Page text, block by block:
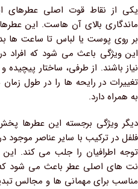
یکی از نقاط قوت اصلی عطرهای
ماندگاری بالای آن‌ هاست. این
بر روی پوست یا لباس تا ساعت‌ ها
این ویژگی باعث می‌ شود که افراد
نیاز باشند. از طرفی، ساختار
تغییرات در رایحه‌ ها را در طول
به همراه دارد.
دیگر ویژگی برجسته این عطرها
فلفل در ترکیب با سایر عناصر
توجه اطرافیان را جلب می‌ کند.
نت‌ های اصلی عطر باعث می‌ شود
مناسب برای مهمانی‌ ها و مجالس